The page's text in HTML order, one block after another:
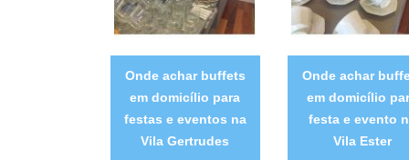
Onde achar buffets
em domicílio para
festas e eventos na
Vila Gertrudes
Onde achar
em domicílio
festa e evento
Vila Ester